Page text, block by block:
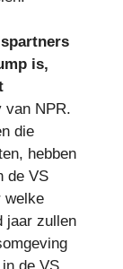
is,
van NPR.
die
hebben
de VS
welke
jaar zullen